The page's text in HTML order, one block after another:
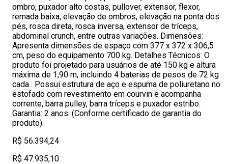
ombro, puxador alto costas, pullover, extensor, flexor,
remada baixa, elevação de ombros, elevação na ponta dos
pés, rosca direta, rosca inversa, extensor de tríceps,
abdominal crunch, entre outras variações. Dimensões:
Apresenta dimensões de espaço com 377 x 372 x 306,5
cm, peso do equipamento 700 kg. Detalhes Técnicos: O
produto foi projetado para usuários de até 150 kg e altura
máxima de 1,90 m, incluindo 4 baterias de pesos de 72 kg
cada . Possui estrutura de aço e espuma de poliuretano no
estofado com revestimento em courvin e acompanha
corrente, barra pulley, barra tríceps e puxador estribo.
Garantia: 2 anos. (Conforme certificado de garantia do
produto).
R$ 56.394,24
R$ 47.935,10